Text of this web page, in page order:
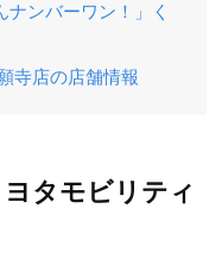
ンバーワン！」く
寺店の店舗情報
タモビリティ